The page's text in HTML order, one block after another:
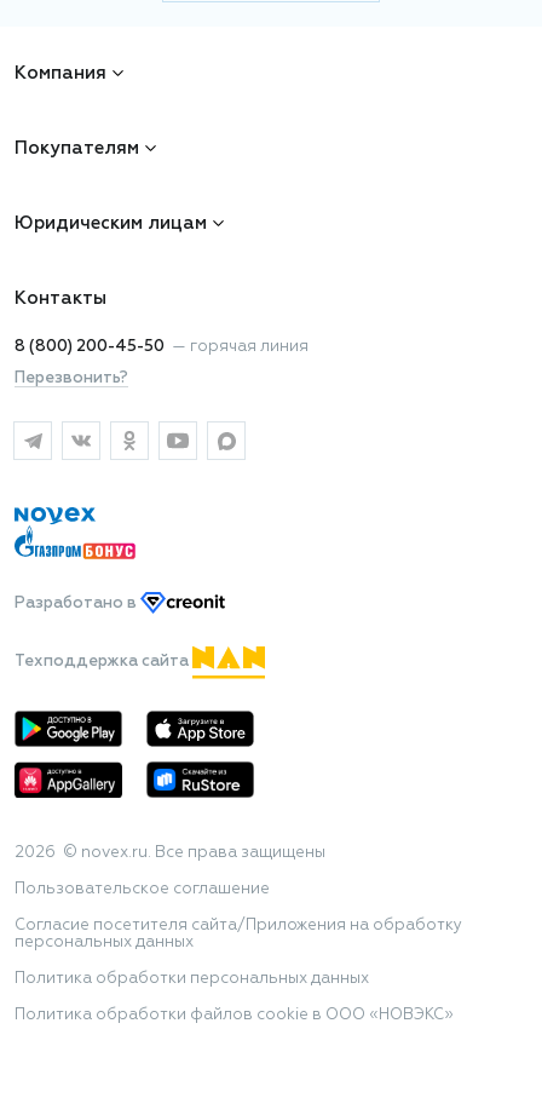
Компания
Покупателям
Юридическим лицам
Контакты
8 (800) 200-45-50 — горячая линия
Перезвонить?
Разработано в
Техподдержка сайта
2026 © novex.ru. Все права защищены
Пользовательское соглашение
Согласие посетителя сайта/Приложения на обработку
персональных данных
Политика обработки персональных данных
Политика обработки файлов cookie в ООО «НОВЭКС»